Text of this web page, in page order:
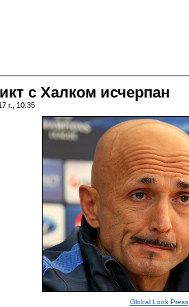
с Халком исчерпан
г., 10:35
Global Look Press